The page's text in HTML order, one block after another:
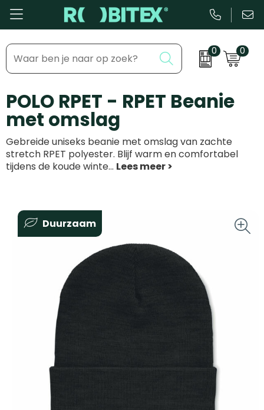
0 0
Bestsellers
Beurs & Event
Kantoor & Schrijfwaren
Eten & Drinkware
Groei & bloei
Kleding & accessoires
Outdoor & Vrije tijd
Technologie & gadgets
Home & Living
Inhaakmomenten
Feestdagen
Zakelijke evenementen
Dag van de ...
POLO RPET - RPET Beanie
met omslag
Gebreide uniseks beanie met omslag van zachte
stretch RPET polyester. Blijf warm en comfortabel
tijdens de koude winte...
Duurzaam